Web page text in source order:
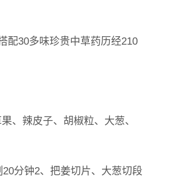
配30多味珍贵中草药历经210
、辣皮子、胡椒粒、大葱、
分钟2、把姜切片、大葱切段